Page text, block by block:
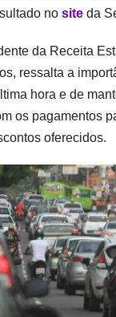
no site da
da Receita
ressalta a
hora e de
os pagamentos
oferecidos.